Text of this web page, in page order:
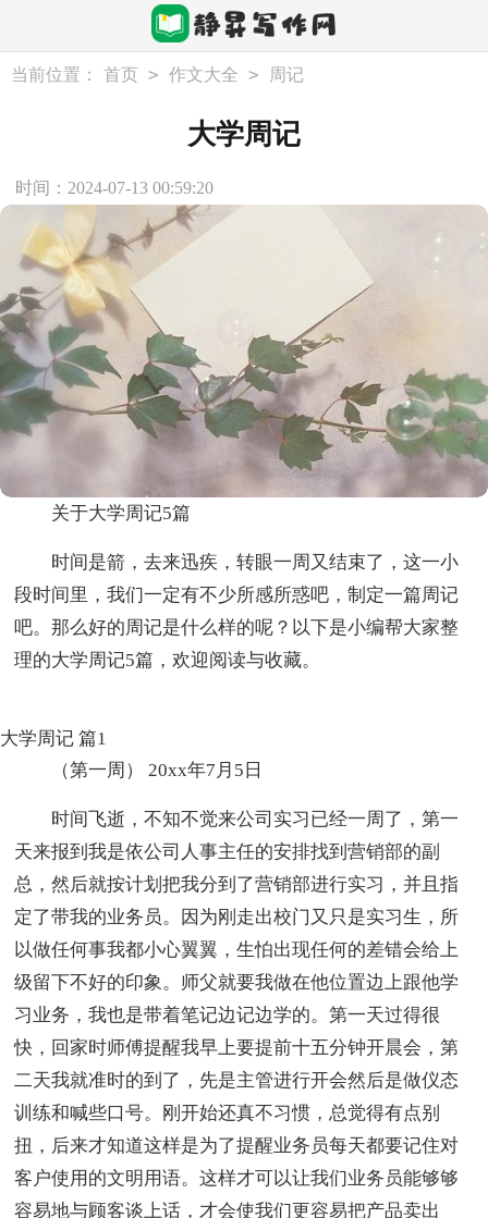
当前位置： 首页 > 作文大全 > 周记
大学周记
时间：2024-07-13 00:59:20
关于大学周记5篇
时间是箭，去来迅疾，转眼一周又结束了，这一小
段时间里，我们一定有不少所感所惑吧，制定一篇周记
吧。那么好的周记是什么样的呢？以下是小编帮大家整
理的大学周记5篇，欢迎阅读与收藏。
大学周记 篇1
（第一周） 20xx年7月5日
时间飞逝，不知不觉来公司实习已经一周了，第一
天来报到我是依公司人事主任的安排找到营销部的副
总，然后就按计划把我分到了营销部进行实习，并且指
定了带我的业务员。因为刚走出校门又只是实习生，所
以做任何事我都小心翼翼，生怕出现任何的差错会给上
级留下不好的印象。师父就要我做在他位置边上跟他学
习业务，我也是带着笔记边记边学的。第一天过得很
快，回家时师傅提醒我早上要提前十五分钟开晨会，第
二天我就准时的到了，先是主管进行开会然后是做仪态
训练和喊些口号。刚开始还真不习惯，总觉得有点别
扭，后来才知道这样是为了提醒业务员每天都要记住对
客户使用的文明用语。这样才可以让我们业务员能够够
容易地与顾客谈上话，才会使我们更容易把产品卖出